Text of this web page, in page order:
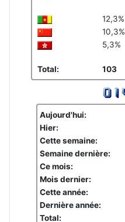
12,3%
10,3%
5,3%
Total: 103
Aujourd'hui:
Hier:
Cette semaine:
Semaine dernière:
Ce mois:
Mois dernier:
Cette année:
Dernière année:
Total: